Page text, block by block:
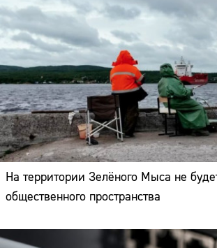
На территории Зелёного Мыса не
общественного пространства